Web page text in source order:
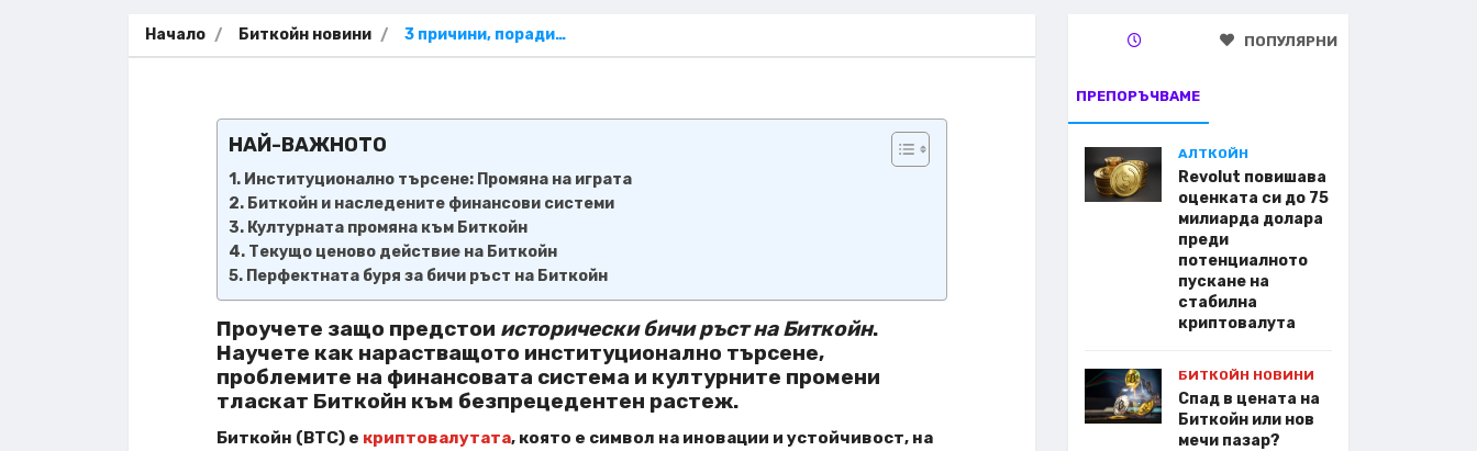
Начало Биткойн новини 3 причини, поради…
НАЙ-ВАЖНОТО
Институционално търсене: Промяна на играта
Биткойн и наследените финансови системи
Културната промяна към Биткойн
Текущо ценово действие на Биткойн
Перфектната буря за бичи ръст на Биткойн
Проучете защо предстои исторически бичи ръст на Биткойн.
Научете как нарастващото институционално търсене,
проблемите на финансовата система и културните промени
тласкат Биткойн към безпрецедентен растеж.
Биткойн (BTC) е криптовалутата, която е символ на иновации и устойчивост, на
ПРЕПОРЪЧВАМЕ
ПОПУЛЯРНИ
АЛТКОЙН
Revolut повишава
оценката си до 75
милиарда долара
преди
потенциалното
пускане на
стабилна
криптовалута
БИТКОЙН НОВИНИ
Спад в цената на
Биткойн или нов
мечи пазар?